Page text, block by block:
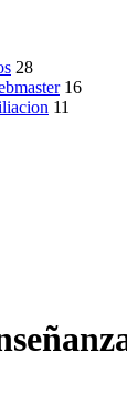
28
16
11